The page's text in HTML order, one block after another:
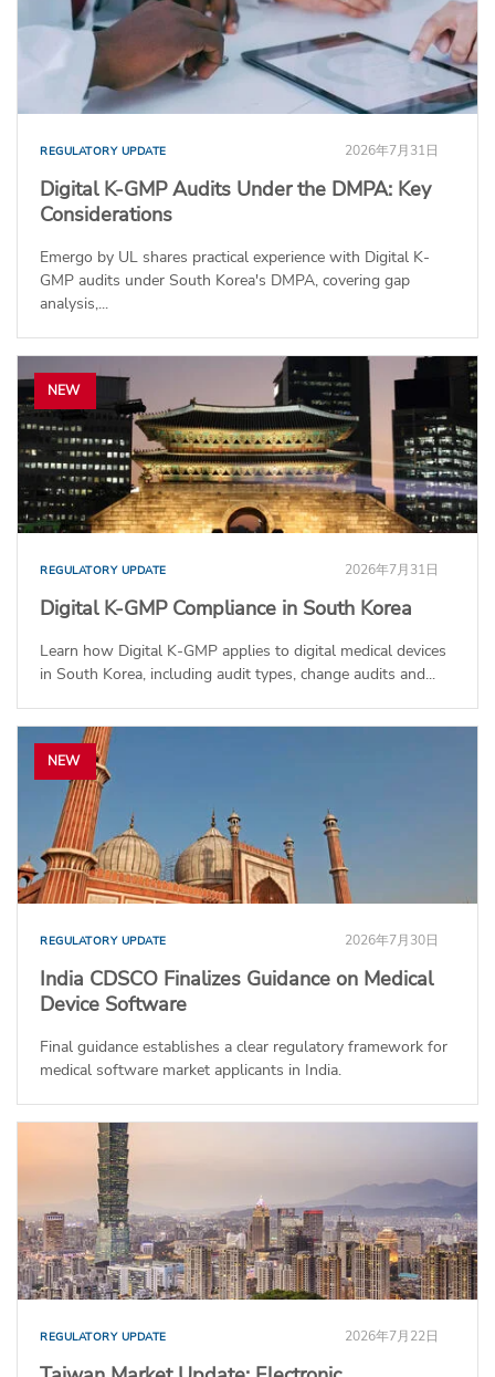
REGULATORY UPDATE 2026年7月31日
Digital K-GMP Audits Under the DMPA: Key
Considerations
Emergo by UL shares practical experience with Digital K-
GMP audits under South Korea's DMPA, covering gap
analysis,...
NEW
REGULATORY UPDATE 2026年7月31日
Digital K-GMP Compliance in South Korea
Learn how Digital K-GMP applies to digital medical devices
in South Korea, including audit types, change audits and...
NEW
REGULATORY UPDATE 2026年7月30日
India CDSCO Finalizes Guidance on Medical
Device Software
Final guidance establishes a clear regulatory framework for
medical software market applicants in India.
REGULATORY UPDATE 2026年7月22日